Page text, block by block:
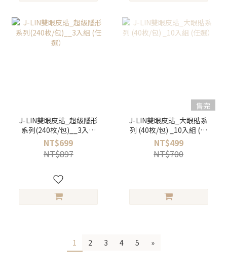
J-LIN雙眼皮貼_超級隱形
系列(240枚/包)__3入組
(任選）
NT$699
NT$897
售完
J-LIN雙眼皮貼_大眼貼系
列 (40枚/包) _10入組 (任
選）
NT$499
NT$700
1 2 3 4 5 »